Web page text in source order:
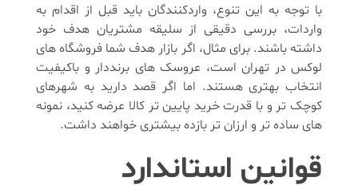
با توجه به این تنوع، واردکنندگان باید قبل از اقدام به
واردات، بررسی دقیقی از سلیقه مشتریان هدف خود
داشته باشند. برای مثال، اگر بازار هدف شما فروشگاه های
لوکس در تهران است، عروسک های برنددار و باکیفیت
انتخاب بهتری هستند. اما اگر قصد دارید به شهرهای
کوچک تر و با قدرت خرید پایین تر کالا عرضه کنید، نمونه
های ساده تر و ارزان تر بازده بیشتری خواهند داشت.
قوانین استاندارد